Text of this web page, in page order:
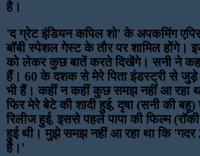
है।
'द ग्रेट इंडियन कपिल शो' के अपकमिंग
बॉबी स्पेशल गेस्ट के तौर पर शामिल होंगे।
को लेकर कुछ बातें करते दिखेंगे। सनी ने
हैं। 60 के दशक से मेरे पिता इंडस्ट्री से जुड़े
भी हैं। कहीं न कहीं कुछ समझ नहीं आ रहा
फिर मेरे बेटे की शादी हुई, दृषा (सनी की
रिलीज हुई, इससे पहले पापा की फिल्म
हुई थी। मुझे समझ नहीं आ रहा था कि 'गदर
है।'